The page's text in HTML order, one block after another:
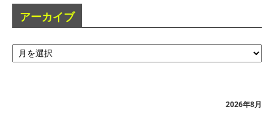
アーカイブ
ア
ー
2026年8月